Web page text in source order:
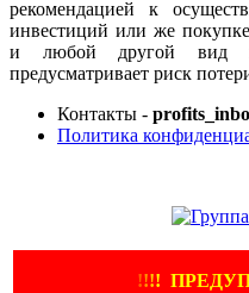
рекомендацией к
инвестиций или же
и любой другой вид
предусматривает риск
Контакты -
Политика
!!!!